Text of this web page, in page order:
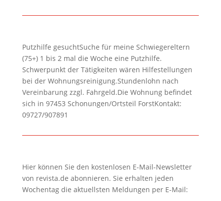
Putzhilfe gesuchtSuche für meine Schwiegereltern
(75+) 1 bis 2 mal die Woche eine Putzhilfe.
Schwerpunkt der Tätigkeiten wären Hilfestellungen
bei der Wohnungsreinigung.Stundenlohn nach
Vereinbarung zzgl. Fahrgeld.Die Wohnung befindet
sich in 97453 Schonungen/Ortsteil ForstKontakt:
09727/907891
Hier können Sie den kostenlosen E-Mail-Newsletter
von revista.de abonnieren. Sie erhalten jeden
Wochentag die aktuellsten Meldungen per E-Mail: